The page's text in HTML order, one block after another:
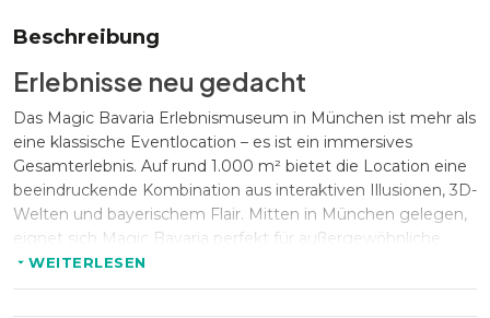
Beschreibung
Erlebnisse neu gedacht
Das Magic Bavaria Erlebnismuseum in München ist mehr als
eine klassische Eventlocation – es ist ein immersives
Gesamterlebnis. Auf rund 1.000 m² bietet die Location eine
beeindruckende Kombination aus interaktiven Illusionen, 3D-
Welten und bayerischem Flair. Mitten in München gelegen,
eignet sich Magic Bavaria perfekt für außergewöhnliche
Corporate Events, Teambuildings, Produktpräsentationen
oder Incentives mit bis zu 200 Gästen.
WEITERLESEN